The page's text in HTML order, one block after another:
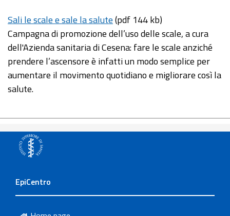
Sali le scale e sale la salute(pdf 144 kb)
Campagna di promozione dell’uso delle scale, a cura
dell'Azienda sanitaria di Cesena: fare le scale anziché
prendere l’ascensore è infatti un modo semplice per
aumentare il movimento quotidiano e migliorare così la
salute.
EpiCentro